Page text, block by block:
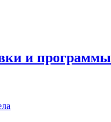
и программы